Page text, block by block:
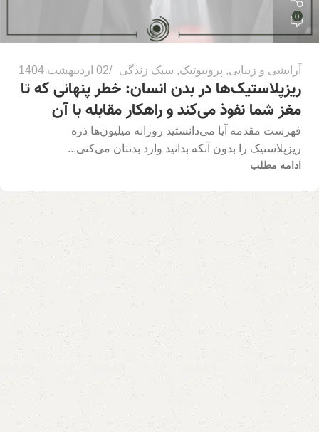
0
آرایشی و زیبایی, پروبیوتیک, سبک زندگی 02 اردیبهشت 1404
ریزپلاستیک‌ها در بدن انسان: خطر پنهانی که تا
مغز شما نفوذ می‌کند و راهکار مقابله با آن
فهرست مقدمه آیا می‌دانستید روزانه میلیون‌ها ذره
ریزپلاستیک را بدون آنکه بدانید وارد بدنتان می‌کنی...
ادامه مطلب